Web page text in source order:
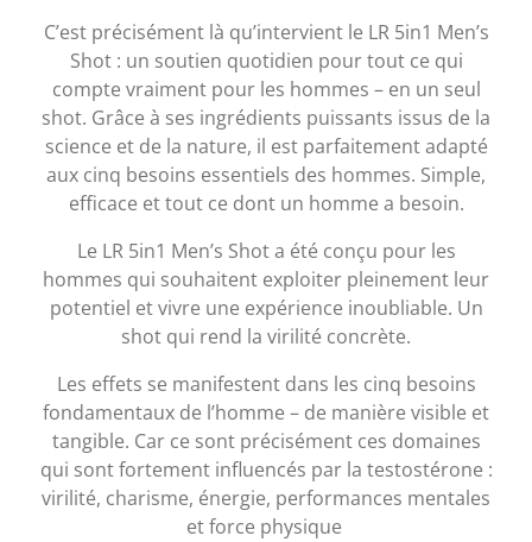
C’est précisément là qu’intervient le LR 5in1 Men’s
Shot : un soutien quotidien pour tout ce qui
compte vraiment pour les hommes – en un seul
shot. Grâce à ses ingrédients puissants issus de la
science et de la nature, il est parfaitement adapté
aux cinq besoins essentiels des hommes. Simple,
efficace et tout ce dont un homme a besoin.
Le LR 5in1 Men’s Shot a été conçu pour les
hommes qui souhaitent exploiter pleinement leur
potentiel et vivre une expérience inoubliable. Un
shot qui rend la virilité concrète.
Les effets se manifestent dans les cinq besoins
fondamentaux de l’homme – de manière visible et
tangible. Car ce sont précisément ces domaines
qui sont fortement influencés par la testostérone :
virilité, charisme, énergie, performances mentales
et force physique